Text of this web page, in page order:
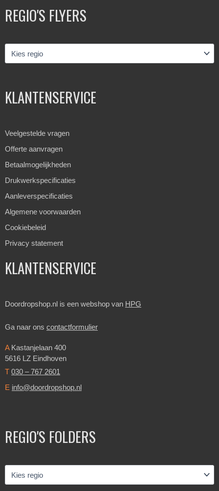
REGIO'S FLYERS
KLANTENSERVICE
Veelgestelde vragen
Offerte aanvragen
Betaalmogelijkheden
Drukwerkspecificaties
Aanleverspecificaties
Algemene voorwaarden
Cookiebeleid
Privacy statement
KLANTENSERVICE
Doordropshop.nl is een webshop van HPG
Ga naar ons contactformulier
AKastanjelaan 400
5616 LZ Eindhoven
T 030 – 767 2601
E info@doordropshop.nl
REGIO'S FOLDERS